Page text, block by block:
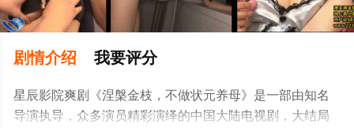
剧情介绍 我要评分
星辰影院爽剧《涅槃金枝，不做状元养母》是一部由知名
导演执导，众多演员精彩演绎的中国大陆电视剧，大结局